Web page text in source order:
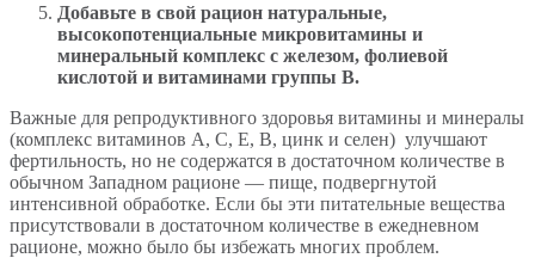
Добавьте в свой рацион натуральные,
высокопотенциальные микровитамины и
минеральный комплекс с железом, фолиевой
кислотой и витаминами группы В.
Важные для репродуктивного здоровья витамины и минералы
(комплекс витаминов А, С, Е, В, цинк и селен) улучшают
фертильность, но не содержатся в достаточном количестве в
обычном Западном рационе — пище, подвергнутой
интенсивной обработке. Если бы эти питательные вещества
присутствовали в достаточном количестве в ежедневном
рационе, можно было бы избежать многих проблем.